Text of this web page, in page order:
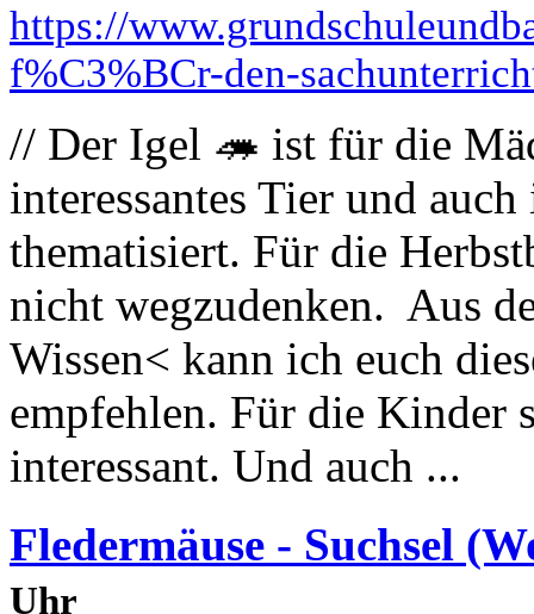
https://
f%C3%BCr-den-
// Der Igel 🦔 ist für die
interessantes Tier und
thematisiert. Für die
nicht wegzudenken. Aus
Wissen< kann ich euch
empfehlen. Für die Kinder
interessant. Und auch ...
Fledermäuse - Suchsel
Uhr